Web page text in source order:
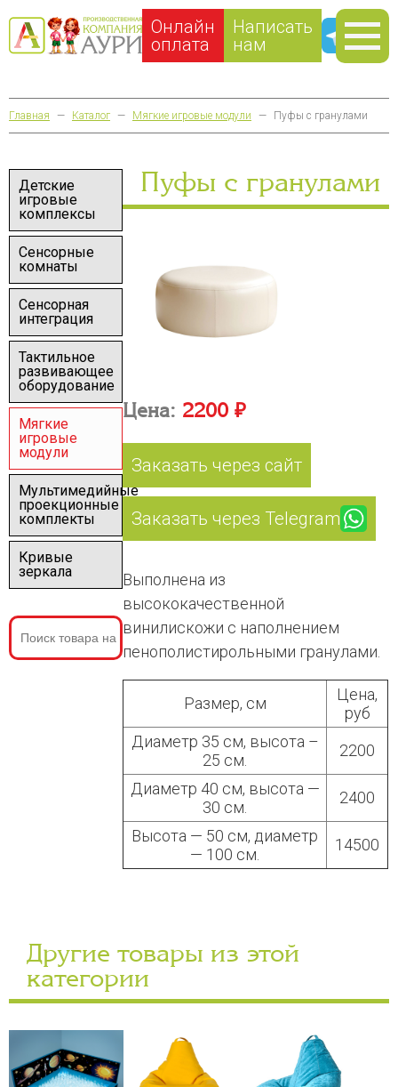
Онлайн
оплата
Написать
нам
Главная — Каталог — Мягкие игровые модули — Пуфы с гранулами
Детские
игровые
комплексы
Сенсорные
комнаты
Сенсорная
интеграция
Тактильное
развивающее
оборудование
Мягкие
игровые
модули
Мультимедийные
проекционные
комплекты
Кривые
зеркала
Пуфы с гранулами
Цена: 2200 ₽
Заказать через сайт
Заказать через Telegram
Выполнена из
высококачественной
винилискожи с наполнением
пенополистирольными гранулами.
Размер, см
Цена,
руб
Диаметр 35 см, высота –
25 см.
2200
Диаметр 40 см, высота —
30 см.
2400
Высота — 50 см, диаметр
— 100 см.
14500
Другие товары из этой
категории